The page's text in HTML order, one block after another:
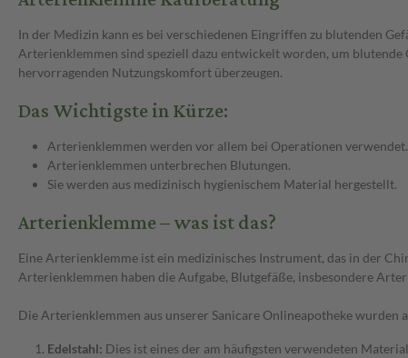
In der Medizin kann es bei verschiedenen Eingriffen zu blutenden
Arterienklemmen sind speziell dazu entwickelt worden, um
hervorragenden Nutzungskomfort überzeugen.
Das Wichtigste in Kürze:
Arterienklemmen werden vor allem bei Operationen verwendet.
Arterienklemmen unterbrechen Blutungen.
Sie werden aus medizinisch hygienischem Material hergestellt.
Arterienklemme – was ist das?
Eine Arterienklemme ist ein medizinisches Instrument, das in der
Arterienklemmen haben die Aufgabe, Blutgefäße, insbesondere
Die Arterienklemmen aus unserer Sanicare Onlineapotheke
Edelstahl: Dies ist eines der am häufigsten verwendeten